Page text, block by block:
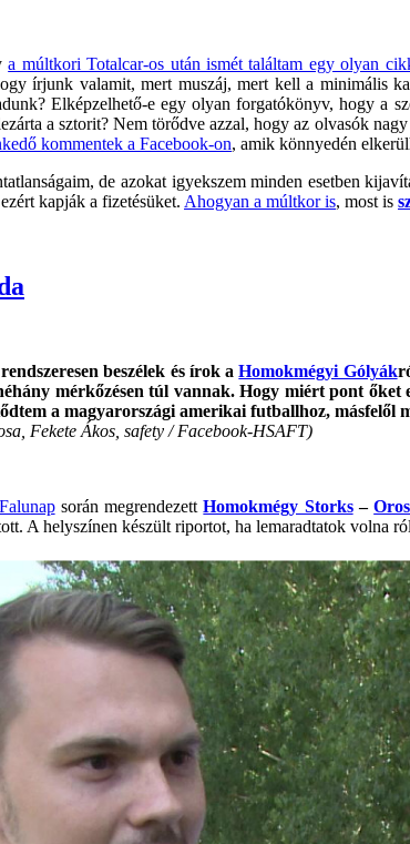
a múltkori Totalcar-os után ismét találtam egy olyan
írjunk valamit, mert muszáj, mert kell a minimális
Elképzelhető-e egy olyan forgatókönyv, hogy a
a sztorit? Nem törődve azzal, hogy az olvasók
kommentek a Facebook-on, amik könnyedén
de azokat igyekszem minden esetben
kapják a fizetésüket. Ahogyan a múltkor is, most is
beszélek és írok aHomokmégyi Gólyák
mérkőzésen túl vannak. Hogy miért pont
a magyarországi amerikai futballhoz, másfelől
Fekete Ákos, safety / Facebook-HSAFT)
során megrendezettHomokmégy Storks–
A helyszínen készült riportot, ha lemaradtatok volna